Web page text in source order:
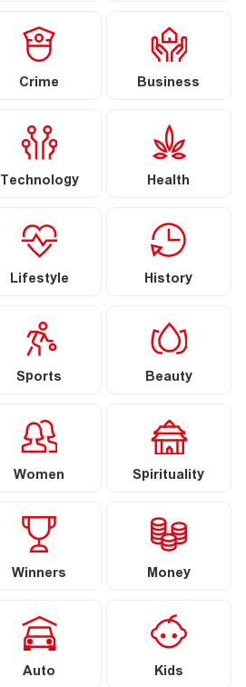
Crime Business
Technology Health
Lifestyle History
Sports Beauty
Women Spirituality
Winners Money
Auto Kids